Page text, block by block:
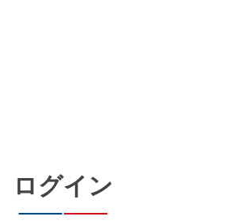
ログイン